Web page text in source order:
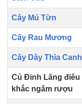
Cây Mú Từn
Cây Rau Mương
Cây Dây Thìa Canh
Củ Đinh Lăng điêu
khắc ngâm rượu